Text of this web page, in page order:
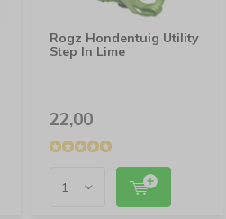
Rogz Hondentuig Utility
Step In Lime
22,00